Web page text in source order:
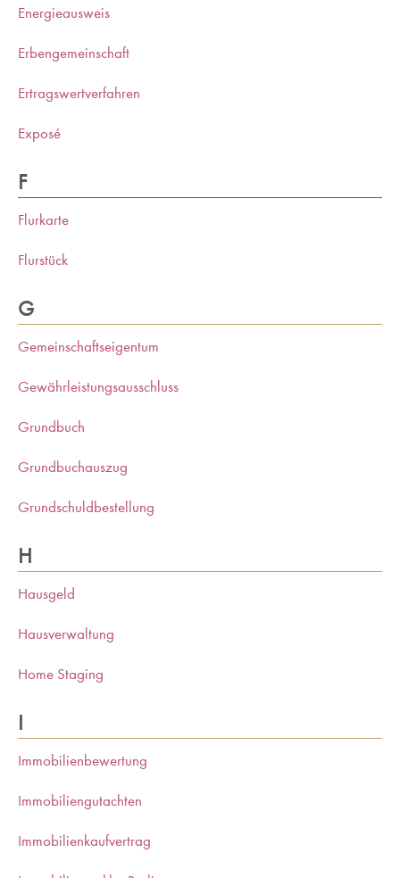
Energieausweis
Erbengemeinschaft
Ertragswertverfahren
Exposé
F
Flurkarte
Flurstück
G
Gemeinschaftseigentum
Gewährleistungsausschluss
Grundbuch
Grundbuchauszug
Grundschuldbestellung
H
Hausgeld
Hausverwaltung
Home Staging
I
Immobilienbewertung
Immobiliengutachten
Immobilienkaufvertrag